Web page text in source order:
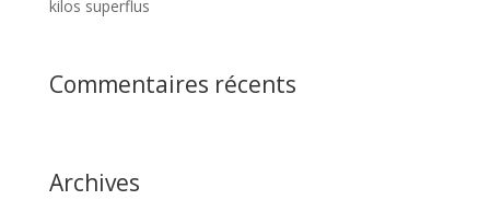
kilos superflus
Commentaires récents
Archives